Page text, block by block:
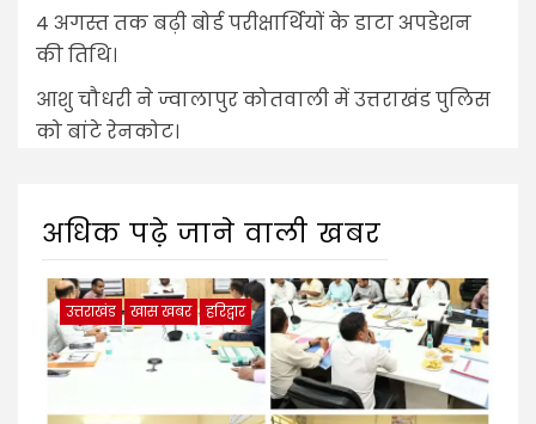
4 अगस्त तक बढ़ी बोर्ड परीक्षार्थियों के डाटा अपडेशन
की तिथि।
आशु चौधरी ने ज्वालापुर कोतवाली में उत्तराखंड पुलिस
को बांटे रेनकोट।
अधिक पढ़े जाने वाली खबर
उत्तराखंड खास खबर हरिद्वार